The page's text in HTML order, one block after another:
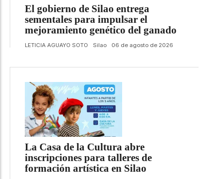
El gobierno de Silao entrega
sementales para impulsar el
mejoramiento genético del ganado
LETICIA AGUAYO SOTO Silao 06 de agosto de 2026
La Casa de la Cultura abre
inscripciones para talleres de
formación artística en Silao